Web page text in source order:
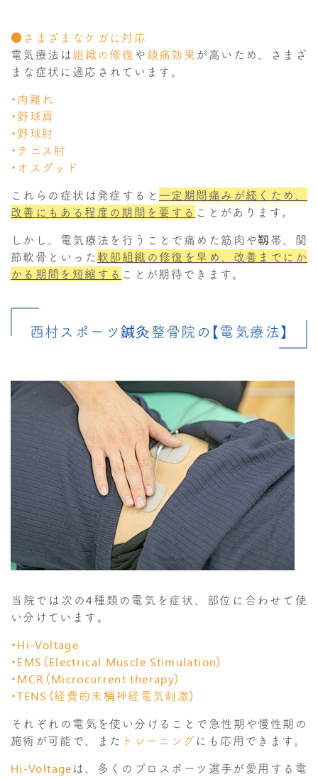
●さまざまなケガに対応
電気療法は組織の修復や鎮痛効果が高いため、さまざ
まな症状に適応されています。
・肉離れ
・野球肩
・野球肘
・テニス肘
・オスグッド
これらの症状は発症すると 一定期間痛みが続くため、
改善にもある程度の期間を要する ことがあります。
しかし、電気療法を行うことで痛めた筋肉や靱帯、関
節軟骨といった軟部組織の修復を早め、改善までにか
かる期間を短縮する ことが期待できます。
西村スポーツ鍼灸整骨院の【電気療法】
当院では次の4種類の電気を症状、部位に合わせて使
い分けています。
・Hi-Voltage
・EMS（Electrical Muscle Stimulation）
・MCR（Microcurrent therapy）
・TENS（経費的末梢神経電気刺激）
それぞれの電気を使い分けることで急性期や慢性期の
施術が可能で、また トレーニングにも応用できます。
Hi-Voltageは、多くのプロスポーツ選手が愛用する電